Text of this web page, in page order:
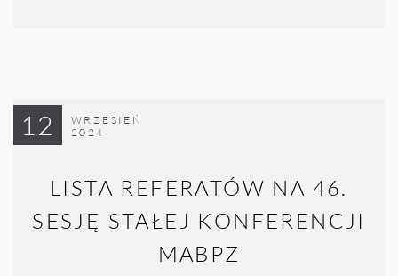
12
WRZESIEŃ
2024
LISTA REFERATÓW NA 46.
SESJĘ STAŁEJ KONFERENCJI
MABPZ